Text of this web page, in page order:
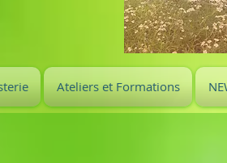
Ateliers et Formations